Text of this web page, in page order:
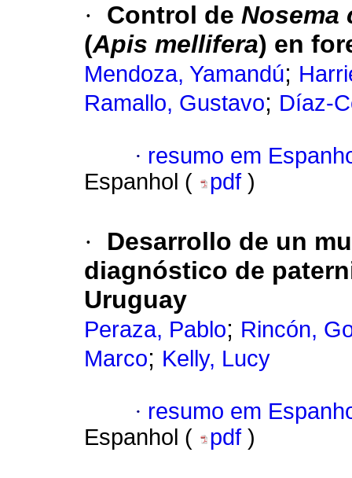
· Control de Nosema
(Apis mellifera) en
Mendoza, Yamandú;
Ramallo, Gustavo; Díaz-
· resumo em
Espanhol (
pdf )
·
Desarrollo de un
diagnóstico de
Uruguay
Peraza, Pablo; Rincón,
Marco; Kelly, Lucy
· resumo em
Espanhol (
pdf )